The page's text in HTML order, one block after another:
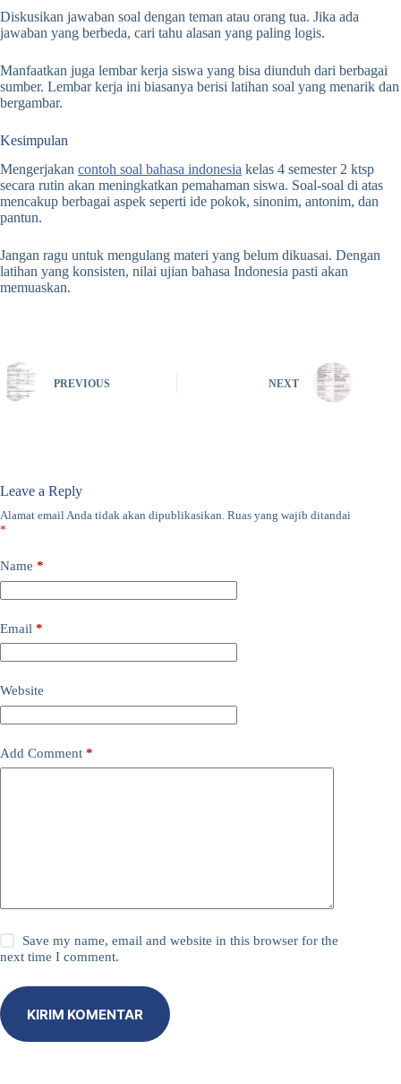
Diskusikan jawaban soal dengan teman atau orang tua. Jika ada
jawaban yang berbeda, cari tahu alasan yang paling logis.
Manfaatkan juga lembar kerja siswa yang bisa diunduh dari berbagai
sumber. Lembar kerja ini biasanya berisi latihan soal yang menarik dan
bergambar.
Kesimpulan
Mengerjakan contoh soal bahasa indonesia kelas 4 semester 2 ktsp
secara rutin akan meningkatkan pemahaman siswa. Soal-soal di atas
mencakup berbagai aspek seperti ide pokok, sinonim, antonim, dan
pantun.
Jangan ragu untuk mengulang materi yang belum dikuasai. Dengan
latihan yang konsisten, nilai ujian bahasa Indonesia pasti akan
memuaskan.
PREVIOUS NEXT
Leave a Reply
Alamat email Anda tidak akan dipublikasikan. Ruas yang wajib ditandai
*
Name *
Email *
Website
Add Comment *
Save my name, email and website in this browser for the
next time I comment.
KIRIM KOMENTAR